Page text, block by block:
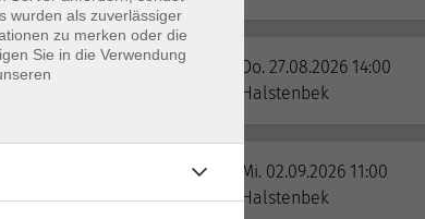
B2
Do. 27.08.2026 14:00
Halstenbek
Mi. 02.09.2026 11:00
Halstenbek
wurden als zuverlässiger
zu merken oder die
Sie in die Verwendung